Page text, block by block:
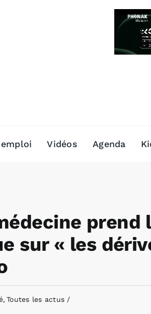
Vidéos Agenda
prend
sur « les
Toutes les actus